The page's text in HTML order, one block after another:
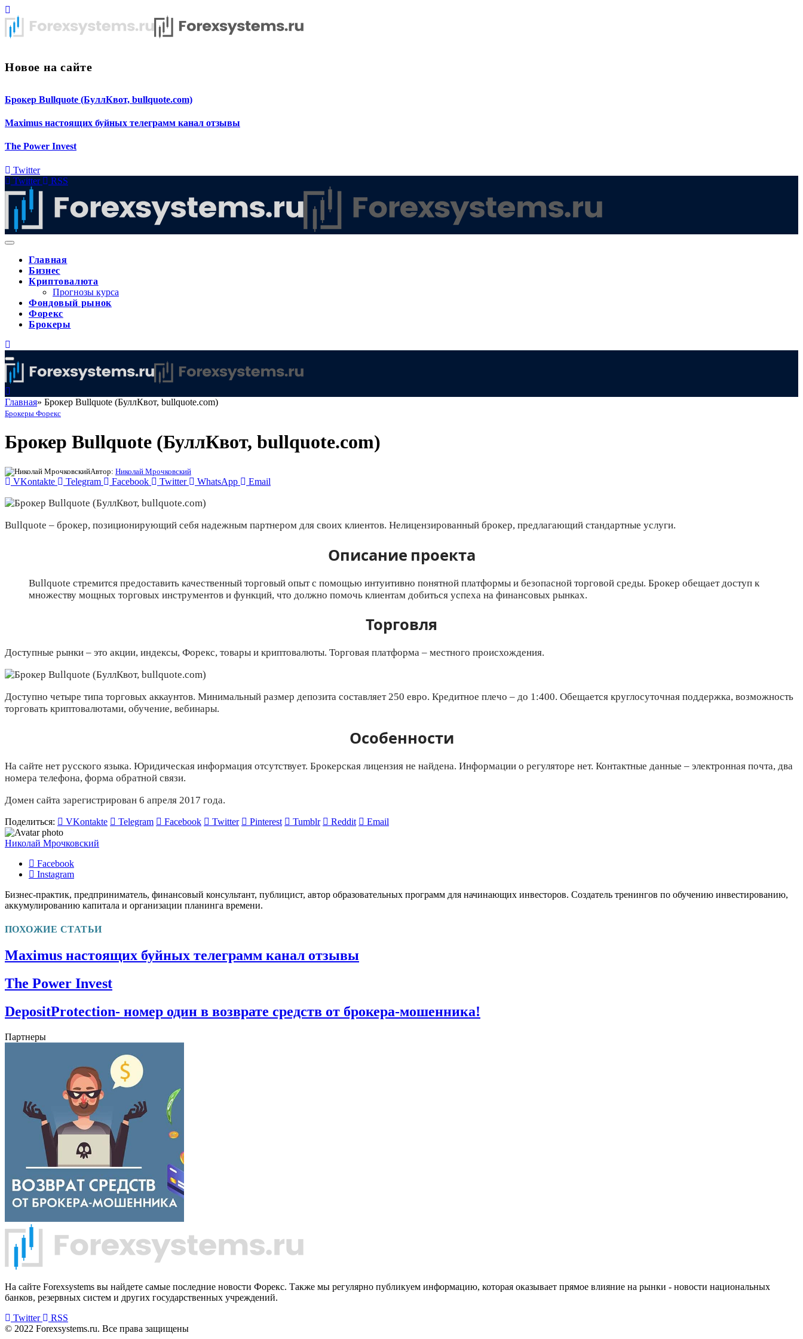
Новое на сайте
Брокер Bullquote (БуллКвот, bullquote.com)
Maximus настоящих буйных телеграмм канал отзывы
The Power Invest
Twitter
Twitter
RSS
Главная
Бизнес
Криптовалюта
Прогнозы курса
Фондовый рынок
Форекс
Брокеры
Главная» Брокер Bullquote (БуллКвот, bullquote.com)
Брокеры Форекс
Брокер Bullquote (БуллКвот, bullquote.com)
Автор: Николай Мрочковский
VKontakte Telegram Facebook Twitter WhatsApp Email
Bullquote – брокер, позиционирующий себя надежным партнером для своих клиентов. Нелицензированный брокер, предлагающий стандартные услуги.
Описание проекта
Bullquote стремится предоставить качественный торговый опыт с помощью интуитивно понятной платформы и безопасной торговой среды. Брокер обещает доступ к
множеству мощных торговых инструментов и функций, что должно помочь клиентам добиться успеха на финансовых рынках.
Торговля
Доступные рынки – это акции, индексы, Форекс, товары и криптовалюты. Торговая платформа – местного происхождения.
Доступно четыре типа торговых аккаунтов. Минимальный размер депозита составляет 250 евро. Кредитное плечо – до 1:400. Обещается круглосуточная поддержка, возможность
торговать криптовалютами, обучение, вебинары.
Особенности
На сайте нет русского языка. Юридическая информация отсутствует. Брокерская лицензия не найдена. Информации о регуляторе нет. Контактные данные – электронная почта, два
номера телефона, форма обратной связи.
Домен сайта зарегистрирован 6 апреля 2017 года.
Поделиться: VKontakte Telegram Facebook Twitter Pinterest Tumblr Reddit Email
Николай Мрочковский
Facebook
Instagram
Бизнес-практик, предприниматель, финансовый консультант, публицист, автор образовательных программ для начинающих инвесторов. Создатель тренингов по обучению инвестированию,
аккумулированию капитала и организации планинга времени.
ПОХОЖИЕ СТАТЬИ
Maximus настоящих буйных телеграмм канал отзывы
The Power Invest
DepositProtection- номер один в возврате средств от брокера-мошенника!
Партнеры
На сайте Forexsystems вы найдете самые последние новости Форекс. Также мы регулярно публикуем информацию, которая оказывает прямое влияние на рынки - новости национальных
банков, резервных систем и других государственных учреждений.
Twitter
RSS
© 2022 Forexsystems.ru. Все права защищены